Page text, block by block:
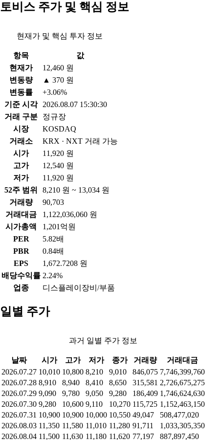
토비스 주가 및 핵심 정보
현재가 및 핵심 투자 정보
항목
값
현재가
12,460 원
변동량
▲ 370 원
변동률
+3.06%
기준 시각
2026.08.07 15:30:30
거래 구분
정규장
시장
KOSDAQ
거래소
KRX · NXT 거래 가능
시가
11,920 원
고가
12,540 원
저가
11,920 원
52주 범위
8,210 원 ~ 13,034 원
거래량
90,703
거래대금
1,122,036,060 원
시가총액
1,201억원
PER
5.82배
PBR
0.84배
EPS
1,672.7208 원
배당수익률 2.24%
업종
디스플레이장비/부품
일별 주가
과거 일별 주가 정보
날짜 시가 고가 저가 종가 거래량
거래대금
2026.07.27 10,010 10,800 8,210 9,010 846,075 7,746,399,760
2026.07.28 8,910 8,940 8,410 8,650 315,581 2,726,675,275
2026.07.29 9,090 9,780 9,050 9,280 186,409 1,746,624,630
2026.07.30 9,280 10,600 9,110 10,270 115,725 1,152,463,150
2026.07.31 10,900 10,900 10,000 10,550 49,047
508,477,020
2026.08.03 11,350 11,580 11,010 11,280 91,711
1,033,305,350
2026.08.04 11,500 11,630 11,180 11,620 77,197 887,897,450